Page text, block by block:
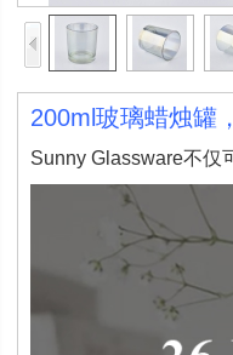
200ml玻璃蜡烛罐
Sunny Glassware不仅